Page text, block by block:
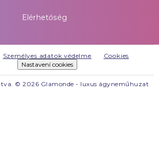
Elérhetőség
Személyes adatok védelme
Cookies
Nastavení cookies
© 2026 Glamonde - luxus ágyneműhuzat